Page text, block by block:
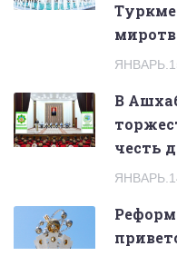
В
честь